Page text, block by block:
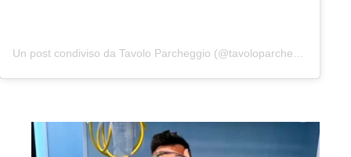
Un post condiviso da Tavolo Parcheggio (@tavoloparcheggio.podcast)